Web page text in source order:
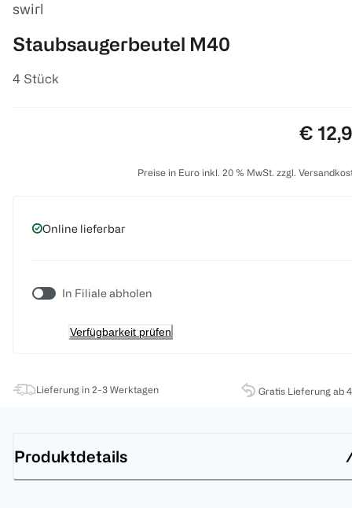
swirl
Staubsaugerbeutel M40
4 Stück
Preis:
€
Preise in Euro inkl. 20 % MwSt. zzgl.
Online lieferbar
In Filiale abholen
Verfügbarkeit prüfen
Lieferung in 2-3 Werktagen Gratis Lieferung ab
Produktdetails